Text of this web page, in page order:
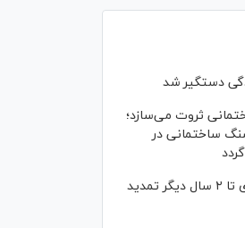
دستگیر شد
ثروت می‌سازد؛
سنگ ساختمانی در
معافیت‌های ۳ و ۴ فرزندی تا ۲ سال دیگر تمدید